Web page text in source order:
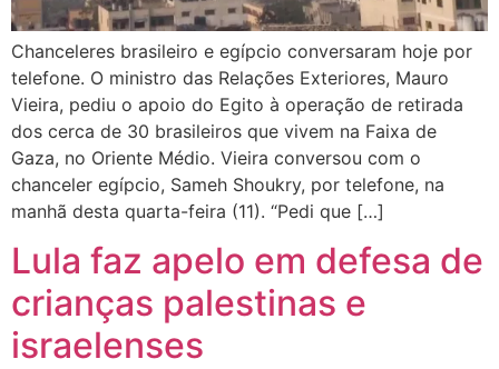
Chanceleres brasileiro e egípcio conversaram hoje por
telefone. O ministro das Relações Exteriores, Mauro
Vieira, pediu o apoio do Egito à operação de retirada
dos cerca de 30 brasileiros que vivem na Faixa de
Gaza, no Oriente Médio. Vieira conversou com o
chanceler egípcio, Sameh Shoukry, por telefone, na
manhã desta quarta-feira (11). “Pedi que […]
Lula faz apelo em defesa de
crianças palestinas e
israelenses